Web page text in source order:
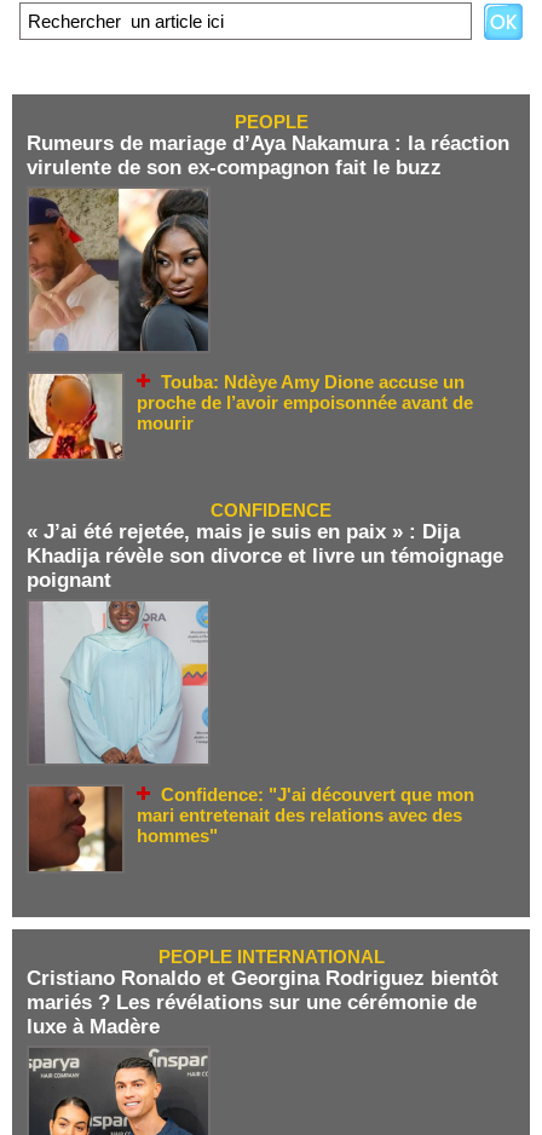
PEOPLE
Rumeurs de mariage d’Aya Nakamura : la réaction
virulente de son ex-compagnon fait le buzz
Touba: Ndèye Amy Dione accuse un
proche de l’avoir empoisonnée avant de
mourir
CONFIDENCE
« J’ai été rejetée, mais je suis en paix » : Dija
Khadija révèle son divorce et livre un témoignage
poignant
Confidence: "J'ai découvert que mon
mari entretenait des relations avec des
hommes"
PEOPLE INTERNATIONAL
Cristiano Ronaldo et Georgina Rodriguez bientôt
mariés ? Les révélations sur une cérémonie de
luxe à Madère